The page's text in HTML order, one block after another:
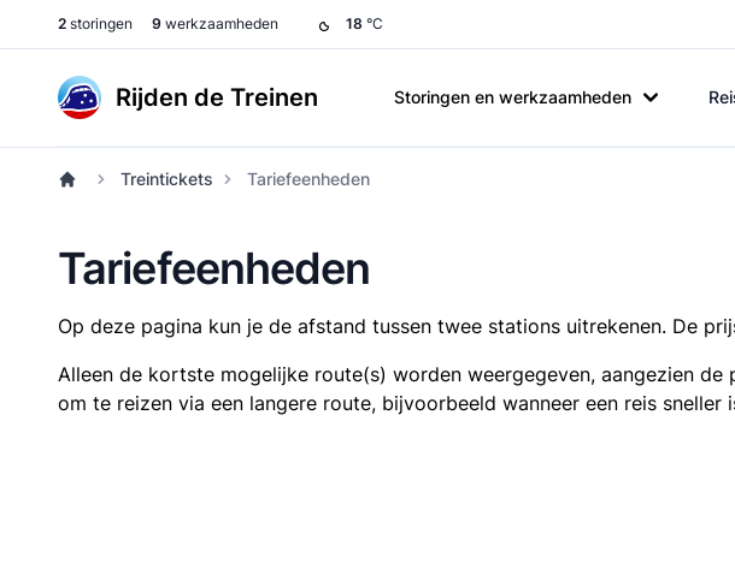
2 storingen 9 werkzaamheden 18 °C
Rijden de Treinen Storingen en werkzaamheden
Treintickets Tariefeenheden
Tariefeenheden
Op deze pagina kun je de afstand tussen twee stations uitrekenen. De
Alleen de kortste mogelijke route(s) worden weergegeven, aangezien
om te reizen via een langere route, bijvoorbeeld wanneer een reis